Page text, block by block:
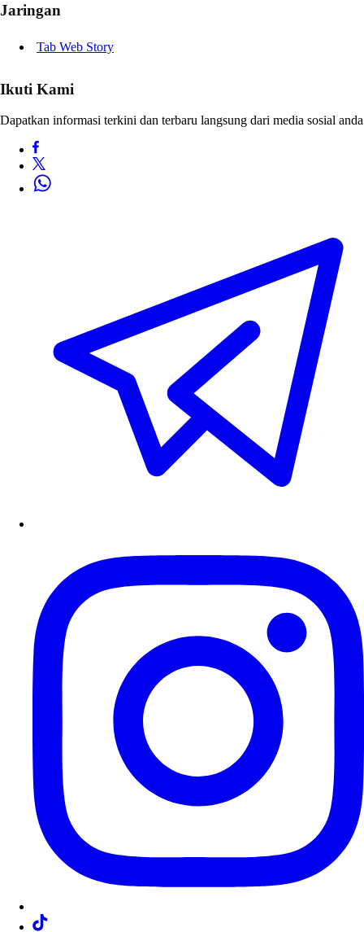
Jaringan
Tab Web Story
Ikuti Kami
Dapatkan informasi terkini dan terbaru langsung dari media sosial anda